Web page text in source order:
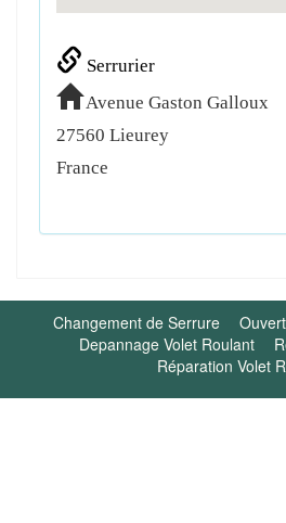
Serrurier
Avenue Gaston Galloux
27560 Lieurey
France
Changement de Serrure
Depannage Volet Roulant
Réparation Volet